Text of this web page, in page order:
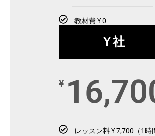
教材費 ¥ 0
Ｙ社
¥
レッスン料 ¥ 7,700（1時